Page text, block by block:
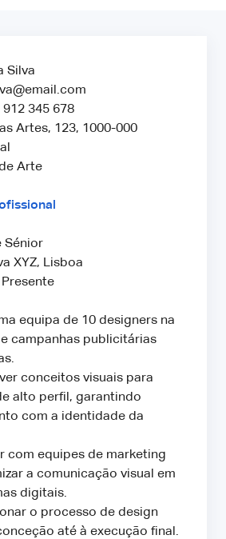
Silva
345 678
Artes, 123, 1000-000
Arte
Sénior
XYZ, Lisboa
equipa de 10 designers na
campanhas publicitárias
conceitos visuais para
alto perfil, garantindo
com a identidade da
com equipes de marketing
a comunicação visual em
digitais.
o processo de design
até à execução final.